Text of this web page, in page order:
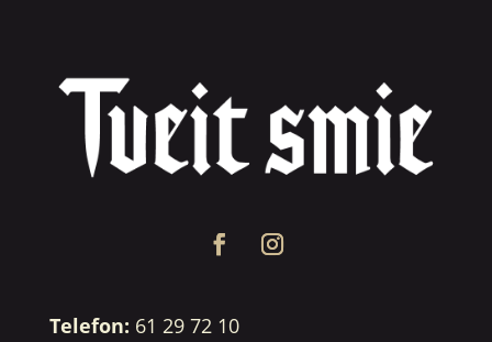
Telefon: 61 29 72 10